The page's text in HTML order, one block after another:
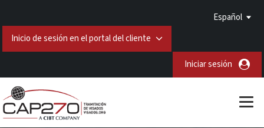
Español
Inicio de sesión en el portal del cliente
Iniciar sesión